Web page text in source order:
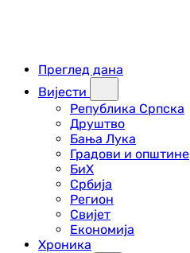
Преглед дана
Вијести
Република Српска
Друштво
Бања Лука
Градови и општине
БиХ
Србија
Регион
Свијет
Економија
Хроника